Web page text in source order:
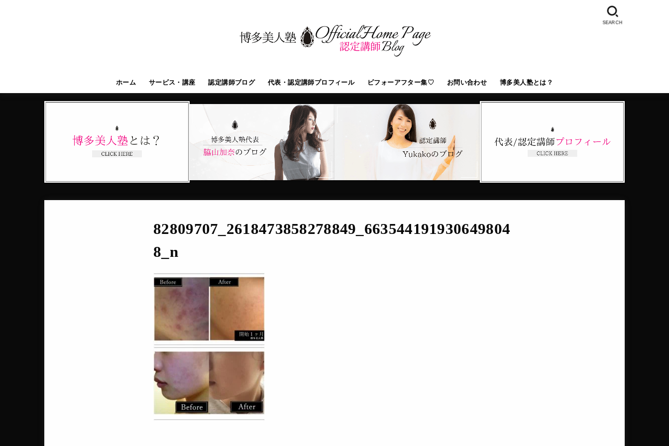
ホーム サービス・講座 認定講師ブログ 代表・認定講師プロフィール ビフォーアフター集♡ お問い合わせ 博多美人塾とは？
SEARCH
82809707_2618473858278849_663544191930649804
8_n